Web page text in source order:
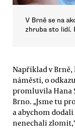
V Brně se na
zhruba sto lidí.
Například v Brně,
náměstí, o
promluvila Hana
Brno. „Jsme tu
a abychom
nenechali